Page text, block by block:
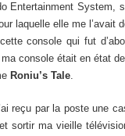
Entertainment System,
laquelle elle me l’avait
console qui fut
console était en état
Roniu’s Tale.
reçu par la poste une
sortir ma vieille